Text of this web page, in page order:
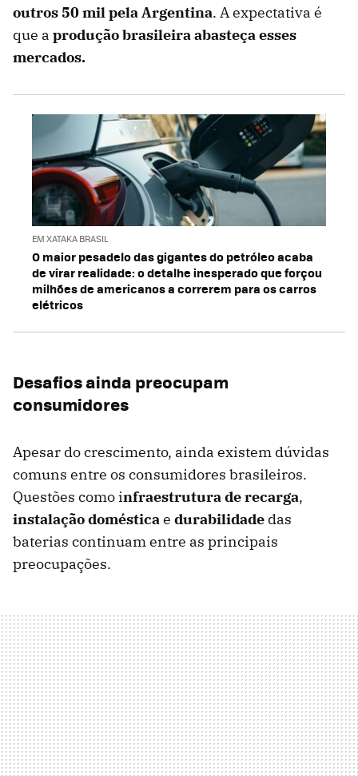
outros 50 mil pela Argentina. A expectativa é
que a produção brasileira abasteça esses
mercados.
EM XATAKA BRASIL
O maior pesadelo das gigantes do petróleo acaba
de virar realidade: o detalhe inesperado que forçou
milhões de americanos a correrem para os carros
elétricos
Desafios ainda preocupam
consumidores
Apesar do crescimento, ainda existem dúvidas
comuns entre os consumidores brasileiros.
Questões como infraestrutura derecarga,
instalação domésticae durabilidade das
baterias continuam entre as principais
preocupações.